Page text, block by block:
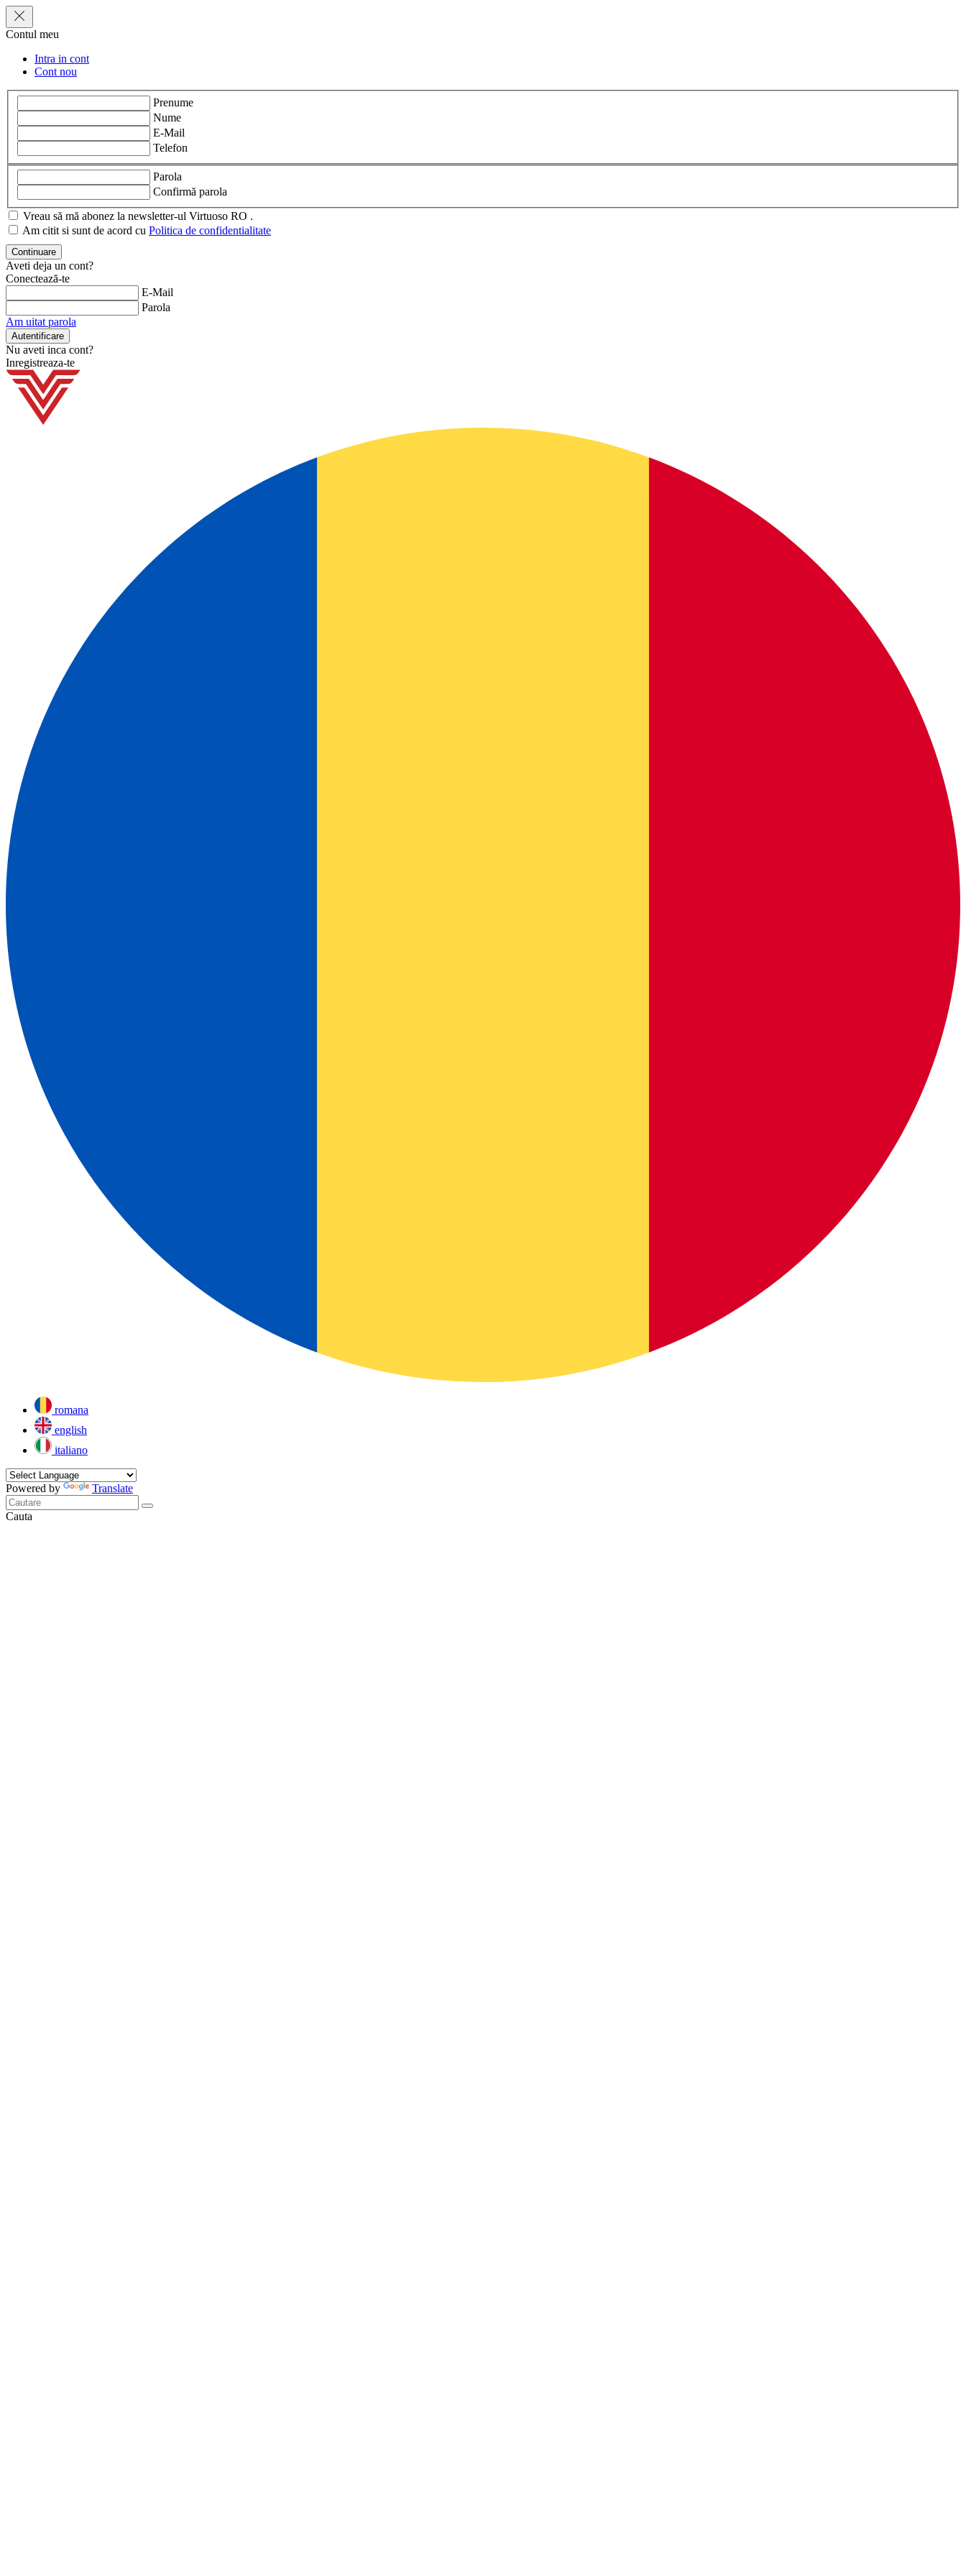
Contul meu
Intra in cont
Cont nou
Prenume
Nume
E-Mail
Telefon
Parola
Confirmă parola
Vreau să mă abonez la newsletter-ul Virtuoso RO .
Am citit si sunt de acord cu Politica de confidentialitate
Aveti deja un cont?
Conectează-te
E-Mail
Parola
Am uitat parola
Nu aveti inca cont?
Inregistreaza-te
romana
english
italiano
Powered by Translate
Cauta